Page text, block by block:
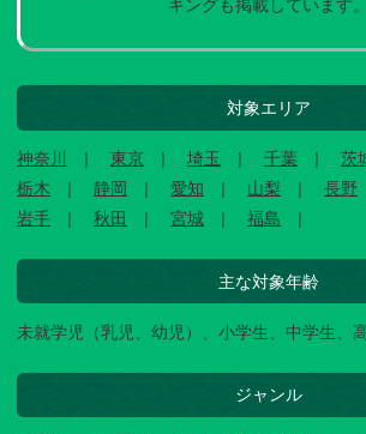
キングも掲載しています。
対象エリア
神奈川 東京 埼玉 千葉 茨
栃木
静岡 愛知 山梨 長野
岩手
秋田 宮城 福島
主な対象年齢
未就学児（乳児、幼児）、小学生、中学生、
ジャンル